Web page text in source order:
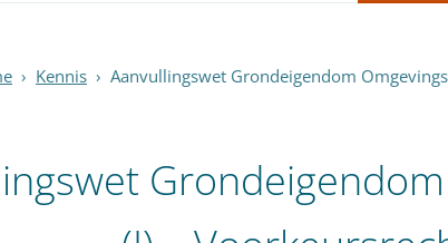
› Kennis › Aanvullingswet Grondeigendom